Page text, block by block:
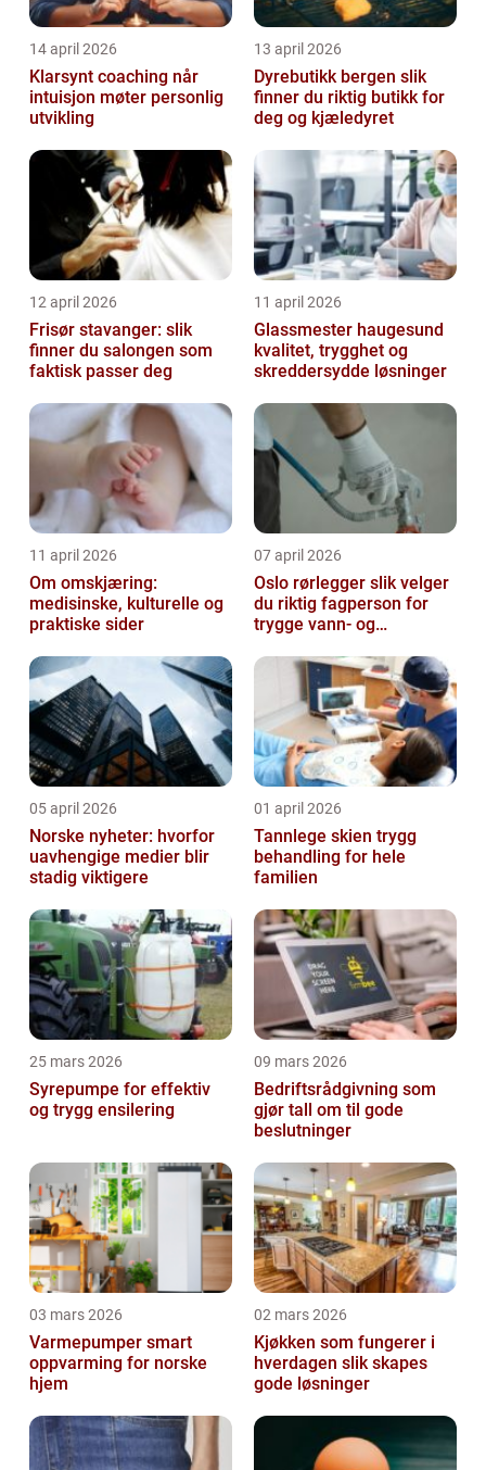
14 april 2026
Klarsynt coaching når
intuisjon møter personlig
utvikling
13 april 2026
Dyrebutikk bergen slik
finner du riktig butikk for
deg og kjæledyret
12 april 2026
Frisør stavanger: slik
finner du salongen som
faktisk passer deg
11 april 2026
Glassmester haugesund
kvalitet, trygghet og
skreddersydde løsninger
11 april 2026
Om omskjæring:
medisinske, kulturelle og
praktiske sider
07 april 2026
Oslo rørlegger slik velger
du riktig fagperson for
trygge vann- og
05 april 2026
Norske nyheter: hvorfor
uavhengige medier blir
stadig viktigere
01 april 2026
Tannlege skien trygg
behandling for hele
familien
25 mars 2026
Syrepumpe for effektiv
og trygg ensilering
09 mars 2026
Bedriftsrådgivning som
gjør tall om til gode
beslutninger
03 mars 2026
Varmepumper smart
oppvarming for norske
hjem
02 mars 2026
Kjøkken som fungerer i
hverdagen slik skapes
gode løsninger